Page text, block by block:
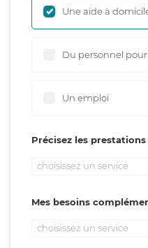
Une aide à
Du personnel
Un emploi
Précisez les
choisissez un service
Mes besoins
choisissez un service